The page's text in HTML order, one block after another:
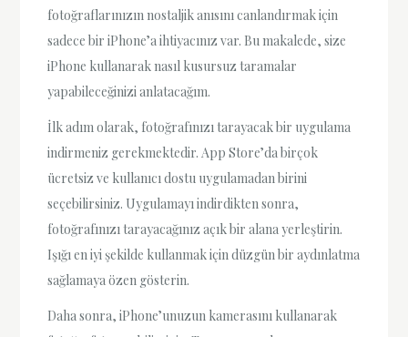
fotoğraflarınızın nostaljik anısını canlandırmak için
sadece bir iPhone’a ihtiyacınız var. Bu makalede, size
iPhone kullanarak nasıl kusursuz taramalar
yapabileceğinizi anlatacağım.
İlk adım olarak, fotoğrafınızı tarayacak bir uygulama
indirmeniz gerekmektedir. App Store’da birçok
ücretsiz ve kullanıcı dostu uygulamadan birini
seçebilirsiniz. Uygulamayı indirdikten sonra,
fotoğrafınızı tarayacağınız açık bir alana yerleştirin.
Işığı en iyi şekilde kullanmak için düzgün bir aydınlatma
sağlamaya özen gösterin.
Daha sonra, iPhone’unuzun kamerasını kullanarak